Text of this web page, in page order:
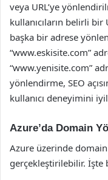
veya URL’ye
kullanıcıların belirli
başka bir adrese
“www.eskisite.com”
“www.yenisite.com”
yönlendirme, SEO
kullanıcı deneyimini
Azure’da Domain
Azure üzerinde
gerçekleştirilebilir. İşte